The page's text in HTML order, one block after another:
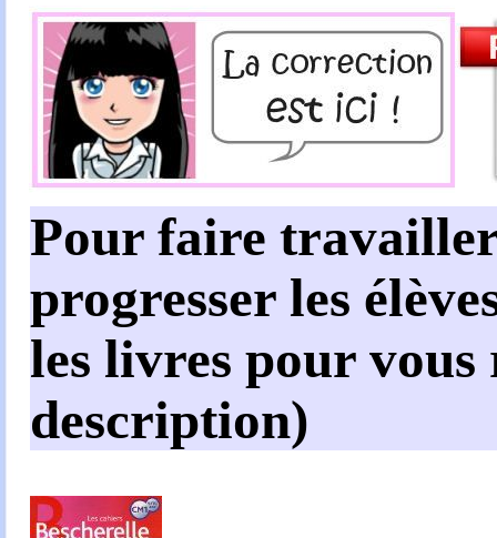
Pour faire
progresser les
les livres pour
description)